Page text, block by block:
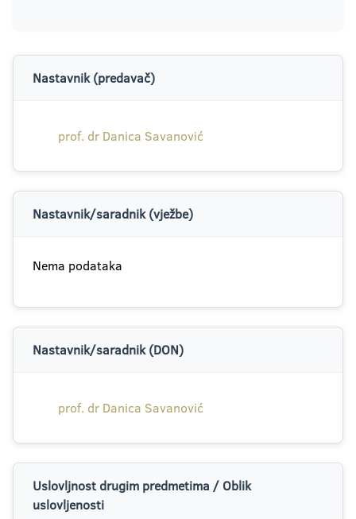
Nastavnik (predavač)
prof. dr Danica Savanović
Nastavnik/saradnik (vježbe)
Nema podataka
Nastavnik/saradnik (DON)
prof. dr Danica Savanović
Uslovljnost drugim predmetima / Oblik
uslovljenosti